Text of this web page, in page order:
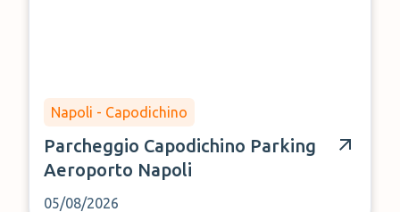
Napoli - Capodichino
Parcheggio Capodichino Parking
Aeroporto Napoli
05/08/2026